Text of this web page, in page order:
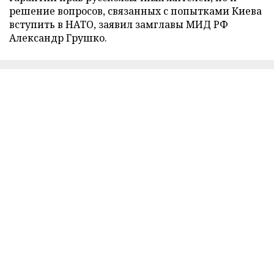
решение вопросов, связанных с попытками Киева
вступить в НАТО, заявил замглавы МИД РФ
Александр Грушко.